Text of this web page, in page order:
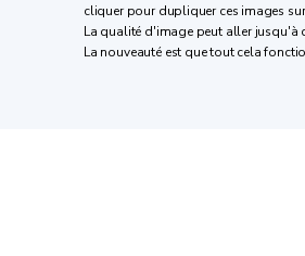
cliquer pour dupliquer ces images
La qualité d'image peut aller jusqu'à
La nouveauté est que tout cela